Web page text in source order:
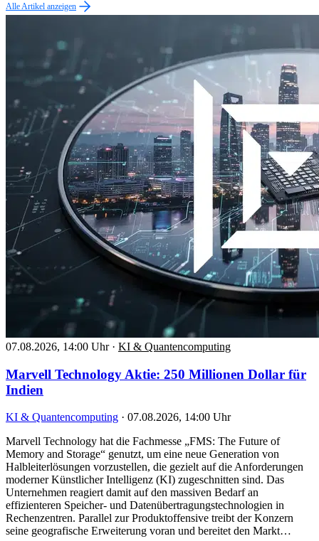
Alle Artikel anzeigen
07.08.2026, 14:00 Uhr · KI & Quantencomputing
Marvell Technology Aktie: 250 Millionen Dollar für
Indien
KI & Quantencomputing · 07.08.2026, 14:00 Uhr
Marvell Technology hat die Fachmesse „FMS: The Future of
Memory and Storage“ genutzt, um eine neue Generation von
Halbleiterlösungen vorzustellen, die gezielt auf die Anforderungen
moderner Künstlicher Intelligenz (KI) zugeschnitten sind. Das
Unternehmen reagiert damit auf den massiven Bedarf an
effizienteren Speicher- und Datenübertragungstechnologien in
Rechenzentren. Parallel zur Produktoffensive treibt der Konzern
seine geografische Erweiterung voran und bereitet den Markt…